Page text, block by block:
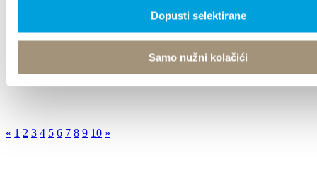
Dopusti selektirane
Samo nužni kolačići
Cvitićeva 41, 21217 Kaštel Novi
alovrinovic@gmail.com
« 1 2 3 4 5 6 7 8 9 10 »